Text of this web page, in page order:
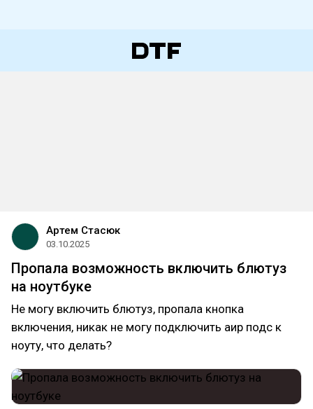
Артем Стасюк
03.10.2025
Пропала возможность включить блютуз
на ноутбуке
Не могу включить блютуз, пропала кнопка
включения, никак не могу подключить аир подс к
ноуту, что делать?